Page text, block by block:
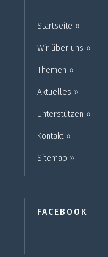
Startseite ››
Wir über uns ››
Themen ››
Aktuelles ››
Unterstützen ››
Kontakt ››
Sitemap ››
FACEBOOK